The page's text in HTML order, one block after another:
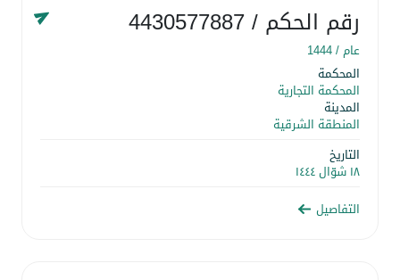
رقم الحكم/ 4430577887
عام /1444
المحكمة
المحكمة التجارية
المدينة
المنطقة الشرقية
التاريخ
١٨ شوّال ١٤٤٤
التفاصيل